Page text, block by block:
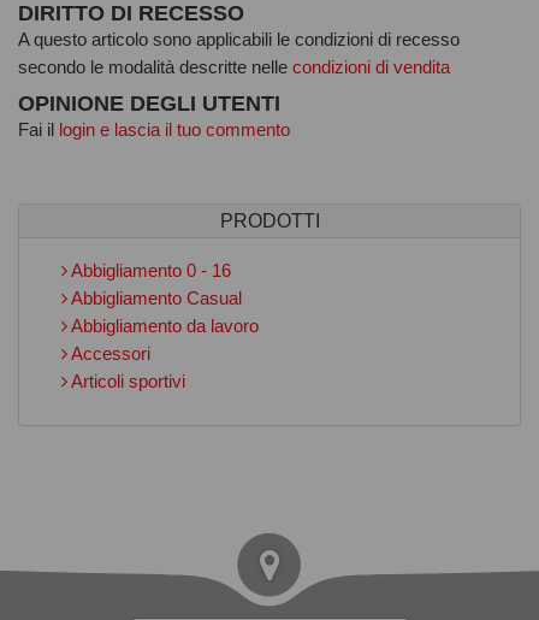
DIRITTO DI RECESSO
A questo articolo sono applicabili le condizioni di recesso
secondo le modalità descritte nelle condizioni di vendita
OPINIONE DEGLI UTENTI
Fai il login e lascia il tuo commento
PRODOTTI
Abbigliamento 0 - 16
Abbigliamento Casual
Abbigliamento da lavoro
Accessori
Articoli sportivi